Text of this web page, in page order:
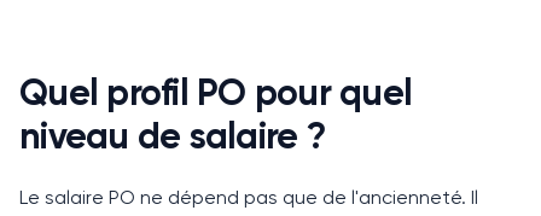
Quel profil PO pour quel
niveau de salaire ?
Le salaire PO ne dépend pas que de l'ancienneté. Il